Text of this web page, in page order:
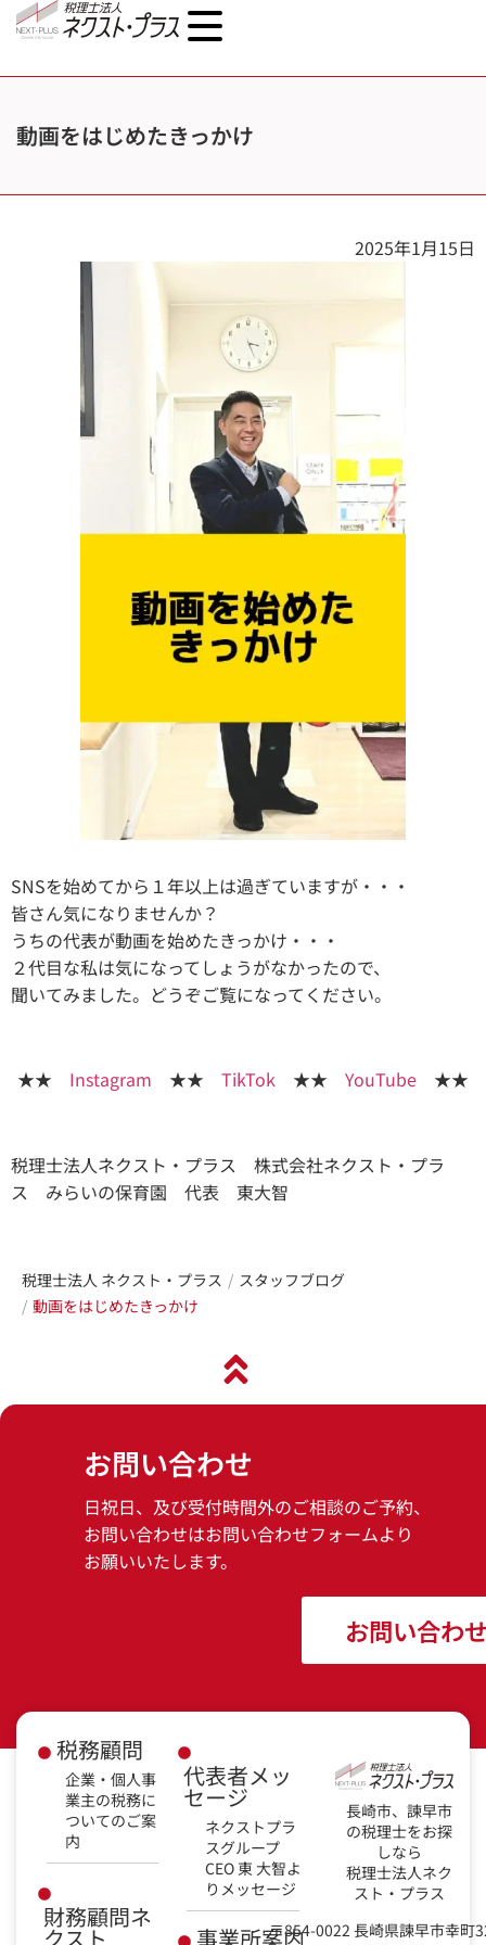
動画をはじめたきっかけ
2025年1月15日
SNSを始めてから１年以上は過ぎていますが・・・
皆さん気になりませんか？
うちの代表が動画を始めたきっかけ・・・
２代目な私は気になってしょうがなかったので、
聞いてみました。どうぞご覧になってください。
★★ Instagram ★★ TikTok ★★ YouTube ★★
税理士法人ネクスト・プラス 株式会社ネクスト・プラ
ス みらいの保育園 代表 東大智
税理士法人 ネクスト・プラス
スタッフブログ
動画をはじめたきっかけ
お問い合わせ
日祝日、及び受付時間外のご相談のご予約、
お問い合わせはお問い合わせフォームより
お願いいたします。
お問い合わ
税務顧問
企業・個人事
業主の税務に
ついてのご案
内
財務顧問ネ
クスト
代表者メッ
セージ
ネクストプラ
スグループ
CEO 東 大智よ
りメッセージ
事業所案内
長崎市、諫早市
の税理士をお探
しなら
税理士法人ネク
スト・プラス
〒854-0022 長崎県諫早市幸町